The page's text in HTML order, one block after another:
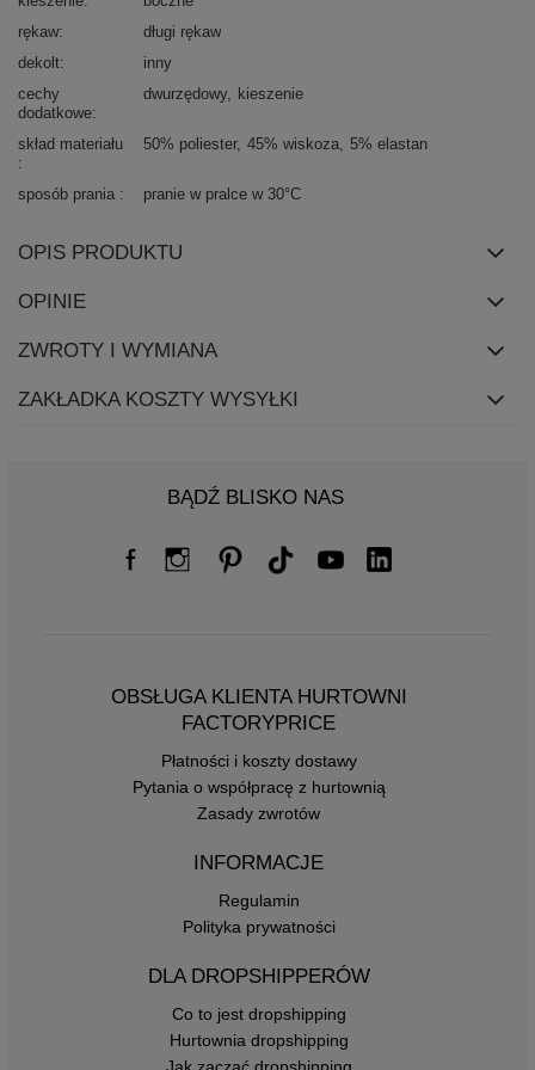
rękaw
długi rękaw
dekolt
inny
cechy
dodatkowe
dwurzędowy kieszenie
skład materiału 50% poliester 45% wiskoza 5% elastan
sposób prania pranie w pralce w 30°C
OPIS PRODUKTU
OPINIE
ZWROTY I WYMIANA
ZAKŁADKA KOSZTY WYSYŁKI
BĄDŹ BLISKO NAS
OBSŁUGA KLIENTA HURTOWNI
FACTORYPRICE
Płatności i koszty dostawy
Pytania o współpracę z hurtownią
Zasady zwrotów
INFORMACJE
Regulamin
Polityka prywatności
DLA DROPSHIPPERÓW
Co to jest dropshipping
Hurtownia dropshipping